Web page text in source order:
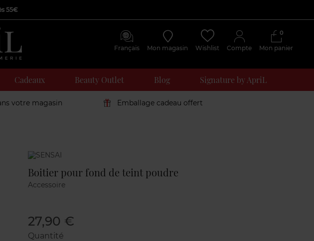
55€
Français Mon magasin Wishlist Compte Mon panier
0
Cadeaux Beauty Outlet Blog Signature by ApriL
votre magasin Emballage cadeau offert
Marque
clients
Boitier pour fond de teint poudre
Accessoire
27,90 €
Quantité